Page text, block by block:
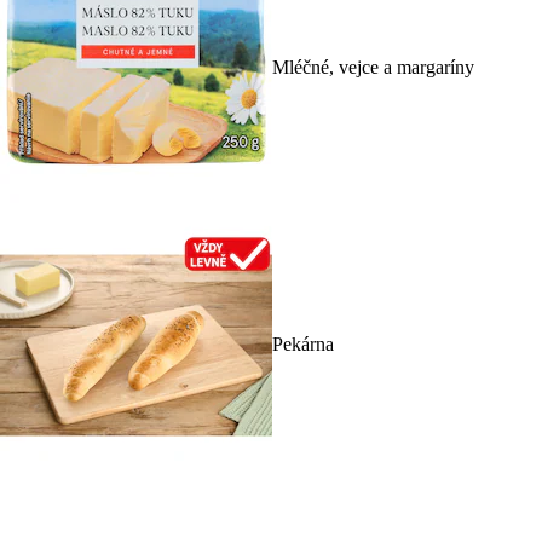
Mléčné, vejce a margaríny
Pekárna